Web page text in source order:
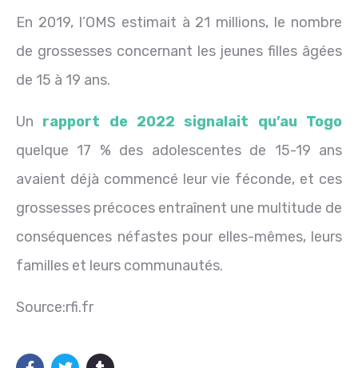
En 2019, l’OMS estimait à 21 millions, le nombre
de grossesses concernant les jeunes filles âgées
de 15 à 19 ans.
Un rapport de 2022 signalait qu’au Togo
quelque 17 % des adolescentes de 15-19 ans
avaient déjà commencé leur vie féconde, et ces
grossesses précoces entraînent une multitude de
conséquences néfastes pour elles-mêmes, leurs
familles et leurs communautés.
Source:rfi.fr